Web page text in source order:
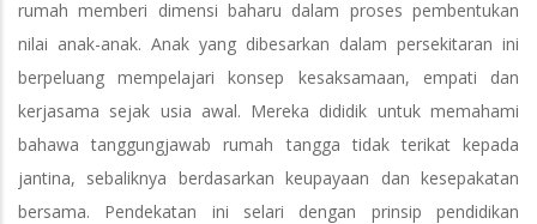
rumah memberi dimensi baharu dalam proses pembentukan
nilai anak-anak. Anak yang dibesarkan dalam persekitaran ini
berpeluang mempelajari konsep kesaksamaan, empati dan
kerjasama sejak usia awal. Mereka dididik untuk memahami
bahawa tanggungjawab rumah tangga tidak terikat kepada
jantina, sebaliknya berdasarkan keupayaan dan kesepakatan
bersama. Pendekatan ini selari dengan prinsip pendidikan